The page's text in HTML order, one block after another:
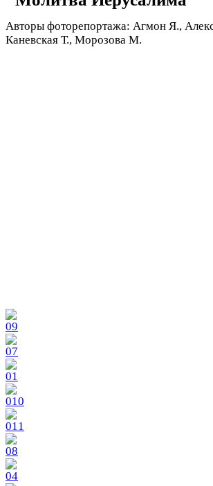
Авторы фоторепортажа: Агмон Я.,
Каневская Т., Морозова М.